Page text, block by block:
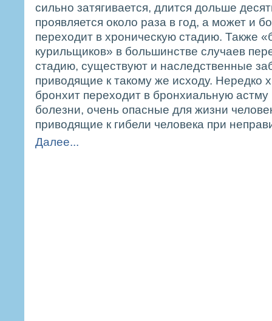
сильно затягивается, длится дольше
проявляется около раза в год, а может и
переходит в хроническую стадию. Также
курильщиков» в большинстве случаев
стадию, существуют и наследственные
приводящие к такому же исходу. Нередко
бронхит переходит в бронхиальную
болезни, очень опасные для жизни
приводящие к гибели человека при
Далее...